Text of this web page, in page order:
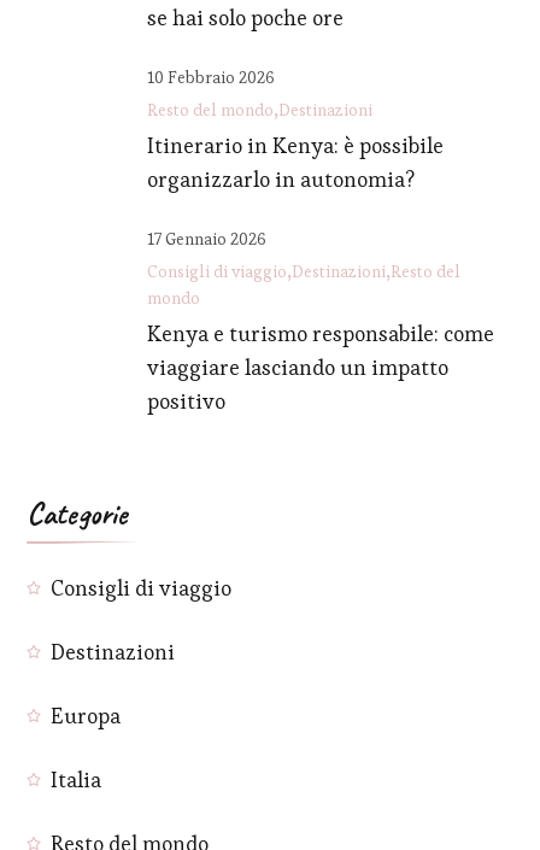
se hai solo poche ore
Resto del mondo Destinazioni
Itinerario in Kenya: è possibile
organizzarlo in autonomia?
10 Febbraio 2026
Consigli di viaggio Destinazioni Resto del
mondo
Kenya e turismo responsabile: come
viaggiare lasciando un impatto
positivo
17 Gennaio 2026
Categorie
Consigli di viaggio
Destinazioni
Europa
Italia
Resto del mondo